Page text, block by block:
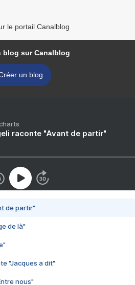
le portail Canalblog
blog sur Canalblog
un blog
raconte "Avant de partir"
de partir"
de là"
"Jacques a dit"
nous"